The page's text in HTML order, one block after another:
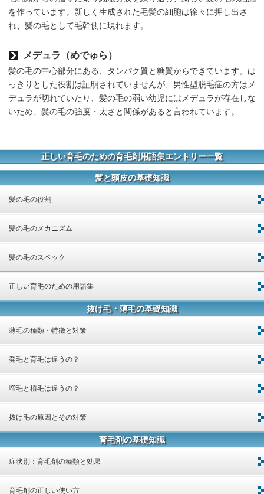
を作っています。新しく生成された毛髪の細胞は徐々に押し出さ
れ、髪の毛として毛幹側に現れます。
メデュラ（めでゅら）
髪の毛の中心部分にある、タンパク質と糖質からできています。は
っきりとした役割は証明されていませんが、男性型脱毛症の方はメ
デュラが切れていたり、髪の毛の弱い幼児にはメデュラが存在しな
いため、髪の毛の強度・太さと関係があると言われています。
正しい育毛のための育毛剤用語集エントリー一覧
髪と頭皮の基礎知識
髪の毛の役割
髪の毛のメカニズム
髪の毛のスペック
正しい育毛のための用語集
抜け毛・薄毛の基礎知識
薄毛の種類・特徴と対策
発毛と育毛は違うの？
増毛と植毛は違うの？
抜け毛の原因とその対策
育毛剤の基礎知識
症状別：育毛剤の種類と効果
育毛剤の正しい使い方